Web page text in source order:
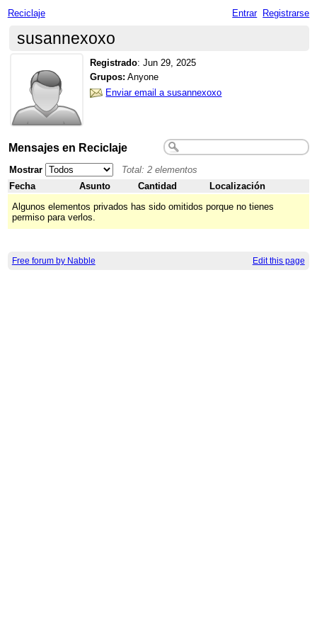
Reciclaje Entrar Registrarse
susannexoxo
Registrado:Jun 29, 2025
Grupos: Anyone
Enviar email a susannexoxo
Mensajes en Reciclaje
Mostrar
Total: 2 elementos
Fecha
Asunto Cantidad
Localización
Algunos elementos privados has sido omitidos porque no tienes
permiso para verlos.
Free forum by Nabble Edit this page